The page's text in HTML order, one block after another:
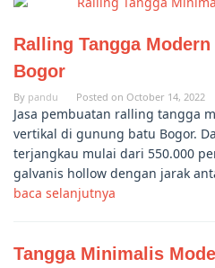
Ralling Tangga
Bogor
By pandu Posted on October 14, 2022
Jasa pembuatan ralling tangga
vertikal di gunung batu Bogor.
terjangkau mulai dari 550.000
galvanis hollow dengan jarak
baca selanjutnya
Tangga Minimalis